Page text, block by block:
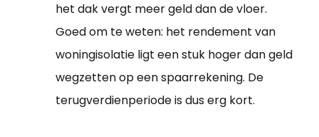
het dak vergt meer geld dan de vloer.
Goed om te weten: het rendement van
woningisolatie ligt een stuk hoger dan geld
wegzetten op een spaarrekening. De
terugverdienperiode is dus erg kort.